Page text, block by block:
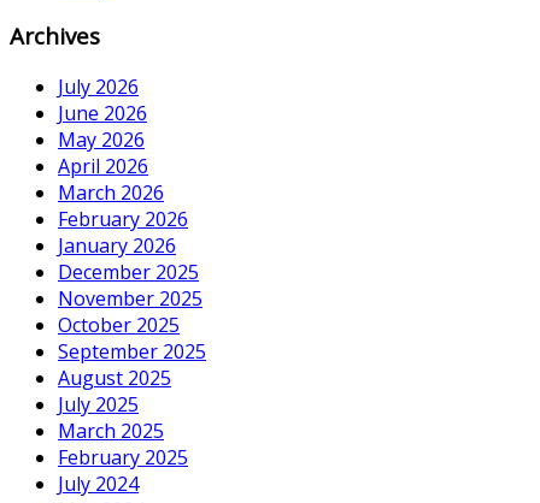
Archives
July 2026
June 2026
May 2026
April 2026
March 2026
February 2026
January 2026
December 2025
November 2025
October 2025
September 2025
August 2025
July 2025
March 2025
February 2025
July 2024